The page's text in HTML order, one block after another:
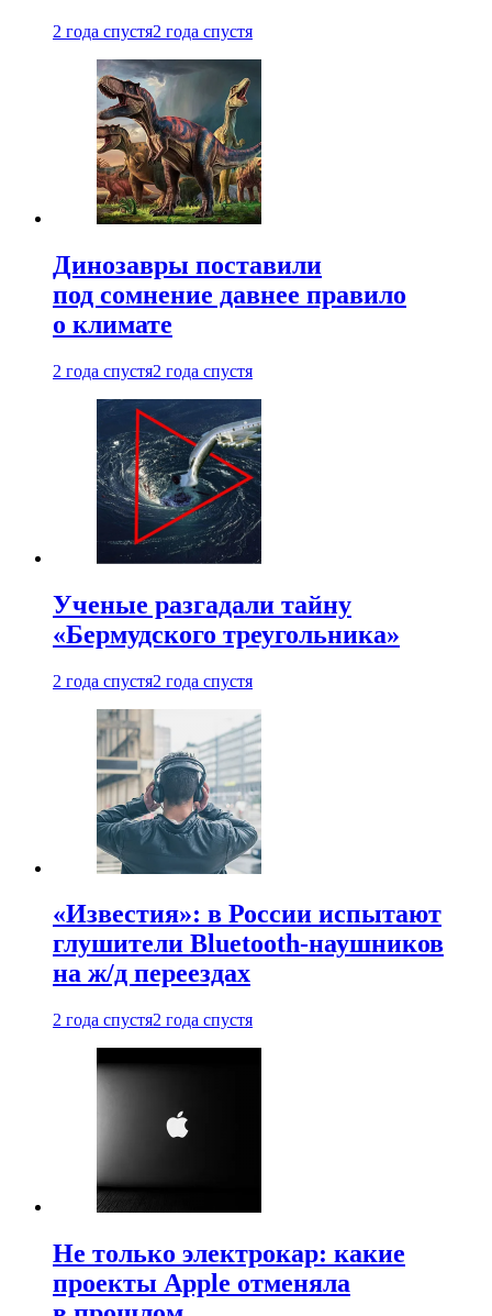
2 года спустя2 года спустя
Динозавры поставили
под сомнение давнее правило
о климате
2 года спустя2 года спустя
Ученые разгадали тайну
«Бермудского треугольника»
2 года спустя2 года спустя
«Известия»: в России испытают
глушители Bluetooth-наушников
на ж/д переездах
2 года спустя2 года спустя
Не только электрокар: какие
проекты Apple отменяла